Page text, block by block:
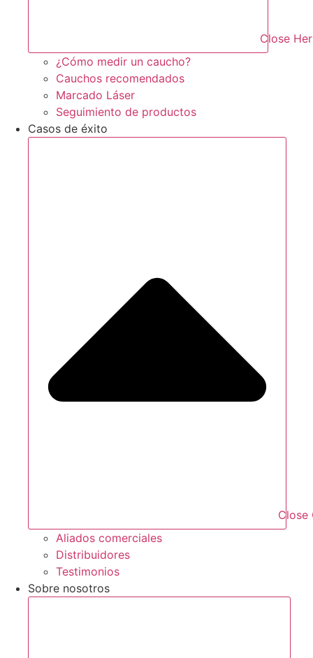
Close
¿Cómo medir un caucho?
Cauchos recomendados
Marcado Láser
Seguimiento de productos
Casos de éxito
Close
Aliados comerciales
Distribuidores
Testimonios
Sobre nosotros